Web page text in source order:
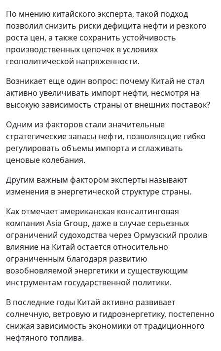
По мнению китайского эксперта, такой подход
позволил снизить риски дефицита нефти и резкого
роста цен, а также сохранить устойчивость
производственных цепочек в условиях
геополитической напряженности.
Возникает еще один вопрос: почему Китай не стал
активно увеличивать импорт нефти, несмотря на
высокую зависимость страны от внешних поставок?
Одним из факторов стали значительные
стратегические запасы нефти, позволяющие гибко
регулировать объемы импорта и сглаживать
ценовые колебания.
Другим важным фактором эксперты называют
изменения в энергетической структуре страны.
Как отмечает американская консалтинговая
компания Asia Group, даже в случае серьезных
ограничений судоходства через Ормузский пролив
влияние на Китай остается относительно
ограниченным благодаря развитию
возобновляемой энергетики и существующим
инструментам государственной политики.
В последние годы Китай активно развивает
солнечную, ветровую и гидроэнергетику, постепенно
снижая зависимость экономики от традиционного
нефтяного топлива.